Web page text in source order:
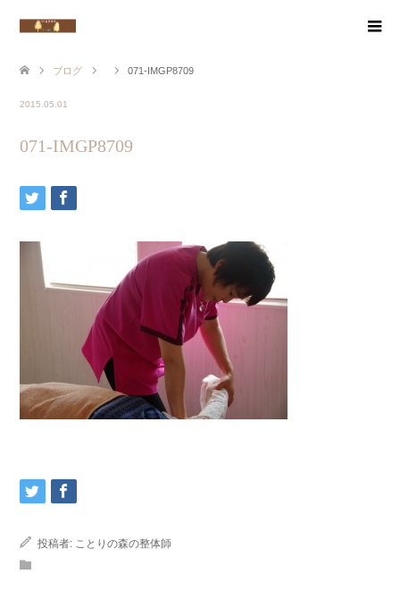
ブログ 071-IMGP8709
2015.05.01
071-IMGP8709
投稿者: ことりの森の整体師